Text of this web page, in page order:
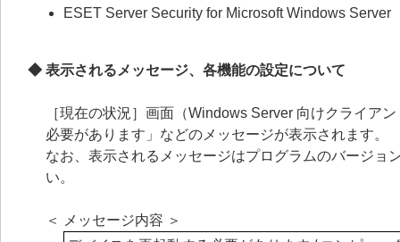
ESET Server Security for Microsoft Windows Server
◆ 表示されるメッセージ、各機能の設定について
［現在の状況］画面（Windows Server 向けクライア
必要があります」などのメッセージが表示されます。
なお、表示されるメッセージはプログラムのバージョ
い。
＜ メッセージ内容 ＞